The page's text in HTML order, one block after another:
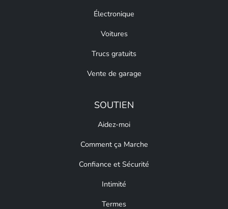
Électronique
Voitures
Trucs gratuits
Vente de garage
SOUTIEN
Aidez-moi
Comment ça Marche
Confiance et Sécurité
Intimité
Termes